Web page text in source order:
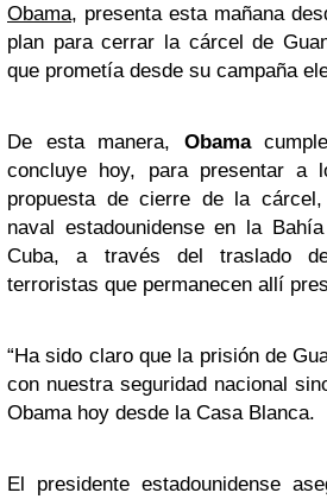
Obama, presenta esta mañana
plan para cerrar la cárcel de
que prometía desde su campaña
De esta manera, Obama
concluye hoy, para presentar a
propuesta de cierre de la
naval estadounidense en la
Cuba, a través del traslado
terroristas que permanecen allí
“Ha sido claro que la prisión de
con nuestra seguridad nacional
Obama hoy desde la Casa Blanca.
El presidente estadounidense